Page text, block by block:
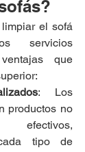
el sofá
servicios
que
: Los
productos no
efectivos,
tipo de